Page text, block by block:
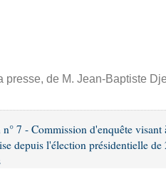
presse, de M. Jean-Baptiste
7 - Commission d'enquête
depuis l'élection présidentielle de